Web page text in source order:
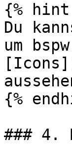
{%
Du
um
{%
### 4.